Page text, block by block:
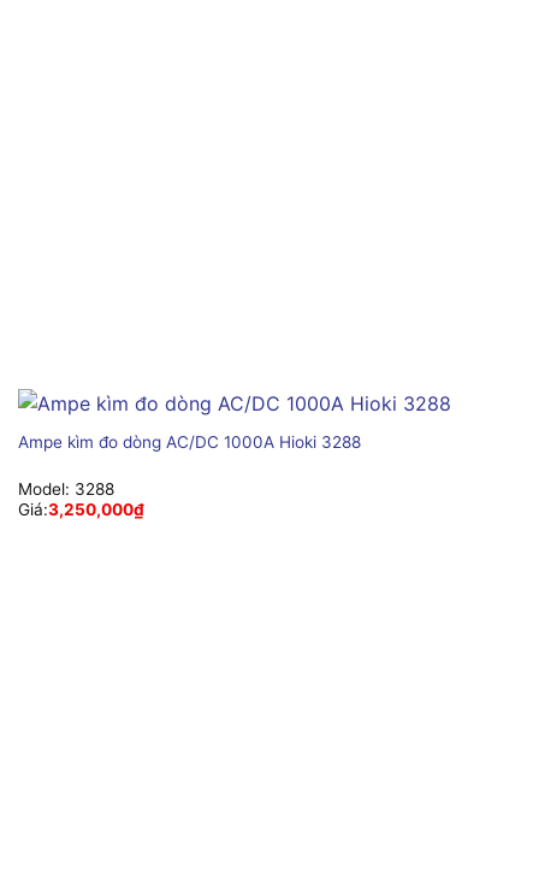
Ampe kìm đo dòng AC/DC 1000A Hioki 3288
Model: 3288
Giá:3,250,000₫